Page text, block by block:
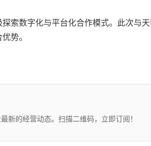
索数字化与平台化合作模式。此次与
势。
新的经营动态。扫描二维码，立即订阅！